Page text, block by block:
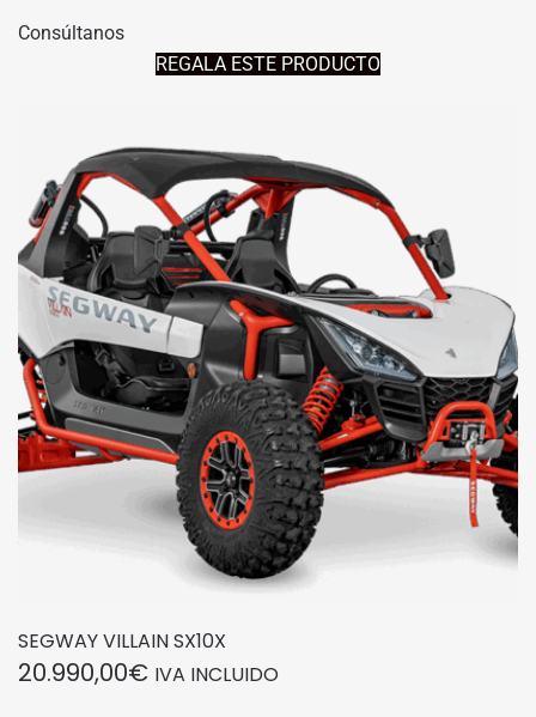
Consúltanos
REGALA ESTE PRODUCTO
SEGWAY VILLAIN SX10X
20.990,00€ IVA INCLUIDO